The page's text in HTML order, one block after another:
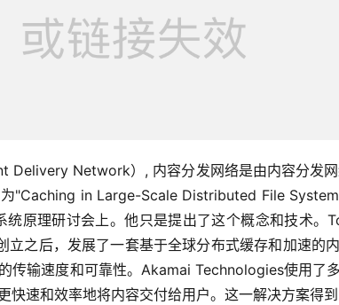
Delivery Network）, 内容分发网络是由内容分发
"Caching in Large-Scale Distributed File
统原理研讨会上。他只是提出了这个概念和技术。
之后，发展了一套基于全球分布式缓存和加速的
传输速度和可靠性。Akamai Technologies使用了
速和效率地将内容交付给用户。这一解决方案得到